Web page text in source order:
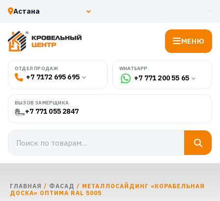
МЕНЮ
ОТДЕЛ ПРОДАЖ
+7 7172 695 695
WHATSAPP
+7 771 200 55 65
ВЫЗОВ ЗАМЕРЩИКА
+7 771 055 2847
ГЛАВНАЯ / ФАСАД / МЕТАЛЛОСАЙДИНГ «КОРАБЕЛЬНАЯ
ДОСКА» ОПТИМА RAL 5005